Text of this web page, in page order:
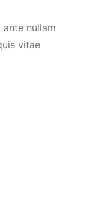
nullam
vitae